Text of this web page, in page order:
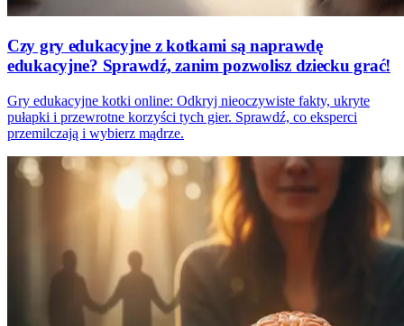
Czy gry edukacyjne z kotkami są naprawdę
edukacyjne? Sprawdź, zanim pozwolisz dziecku grać!
Gry edukacyjne kotki online: Odkryj nieoczywiste fakty, ukryte
pułapki i przewrotne korzyści tych gier. Sprawdź, co eksperci
przemilczają i wybierz mądrze.